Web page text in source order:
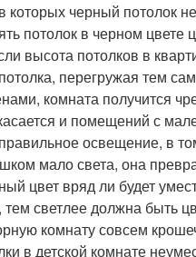
черный потолок
потолок в черном цвете
высота потолков в
перегружая тем
комната получится
и помещений с
освещение, в
мало света, она
цвет вряд ли будет
светлее должна быть
комнату совсем
в детской комнате